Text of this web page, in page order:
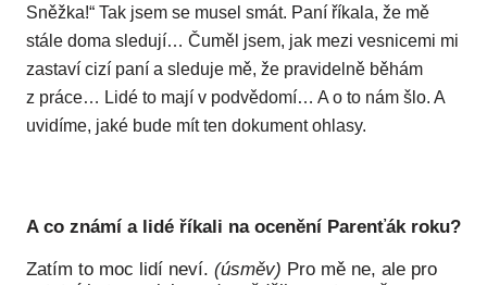
Sněžka!“ Tak jsem se musel smát. Paní říkala, že mě
stále doma sledují… Čuměl jsem, jak mezi vesnicemi mi
zastaví cizí paní a sleduje mě, že pravidelně běhám
z práce… Lidé to mají v podvědomí… A o to nám šlo. A
uvidíme, jaké bude mít ten dokument ohlasy.
A co známí a lidé říkali na ocenění Parenťák roku?
Zatím to moc lidí neví. (úsměv) Pro mě ne, ale pro